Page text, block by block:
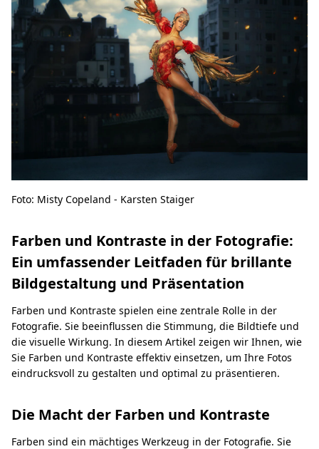
Foto: Misty Copeland - Karsten Staiger
Farben und Kontraste in der Fotografie:
Ein umfassender Leitfaden für brillante
Bildgestaltung und Präsentation
Farben und Kontraste spielen eine zentrale Rolle in der
Fotografie. Sie beeinflussen die Stimmung, die Bildtiefe und
die visuelle Wirkung. In diesem Artikel zeigen wir Ihnen, wie
Sie Farben und Kontraste effektiv einsetzen, um Ihre Fotos
eindrucksvoll zu gestalten und optimal zu präsentieren.
Die Macht der Farben und Kontraste
Farben sind ein mächtiges Werkzeug in der Fotografie. Sie